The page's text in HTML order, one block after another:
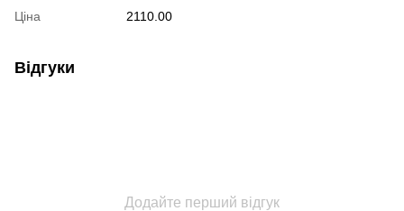
Ціна
2110.00
Відгуки
Додайте перший відгук